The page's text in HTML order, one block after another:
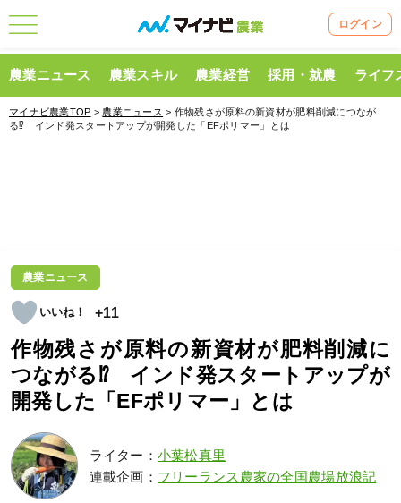
ログイン
農業ニュース 農業スキル 農業経営 採用・就農 ライフ
マイナビ農業TOP > 農業ニュース > 作物残さが原料の新資材が肥料削減につなが
る⁉ インド発スタートアップが開発した「EFポリマー」とは
農業ニュース
+11
作物残さが原料の新資材が肥料削減に
つながる⁉ インド発スタートアップが
開発した「EFポリマー」とは
ライター： 小葉松真里
連載企画： フリーランス農家の全国農場放浪記